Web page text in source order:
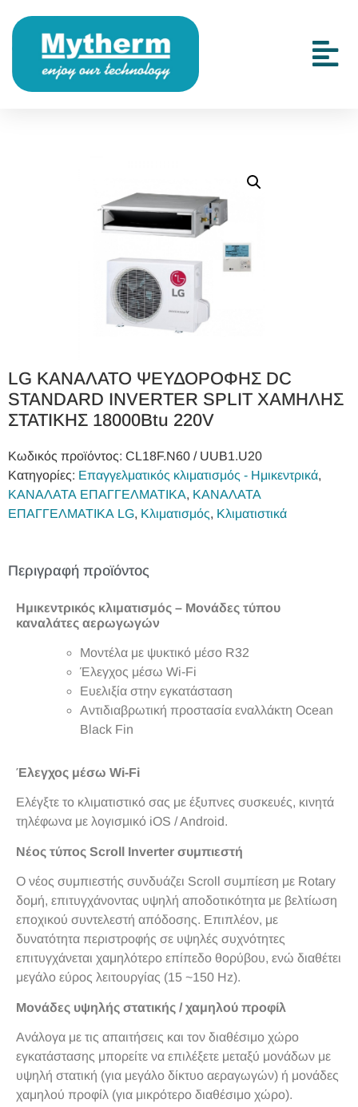
LG ΚΑΝΑΛΑΤΟ ΨΕΥΔΟΡΟΦΗΣ DC
STANDARD INVERTER SPLIT ΧΑΜΗΛΗΣ
ΣΤΑΤΙΚΗΣ 18000Btu 220V
Κωδικός προϊόντος: CL18F.N60 / UUB1.U20
Κατηγορίες: Επαγγελματικός κλιματισμός - Ημικεντρικά,
ΚΑΝΑΛΑΤΑ ΕΠΑΓΓΕΛΜΑΤΙΚΑ, ΚΑΝΑΛΑΤΑ
ΕΠΑΓΓΕΛΜΑΤΙΚΑ LG, Κλιματισμός, Κλιματιστικά
Περιγραφή προϊόντος
Ημικεντρικός κλιματισμός – Μονάδες τύπου
καναλάτες αερωγωγών
Μοντέλα με ψυκτικό μέσο R32
Έλεγχος μέσω Wi-Fi
Ευελιξία στην εγκατάσταση
Αντιδιαβρωτική προστασία εναλλάκτη Οcean
Black Fin
Έλεγχος μέσω Wi-Fi
Ελέγξτε το κλιματιστικό σας με έξυπνες συσκευές, κινητά
τηλέφωνα με λογισμικό iOS / Android.
Νέος τύπος Scroll Inverter συμπιεστή
Ο νέος συμπιεστής συνδυάζει Scroll συμπίεση με Rotary
δομή, επιτυγχάνοντας υψηλή αποδοτικότητα με βελτίωση
εποχικού συντελεστή απόδοσης. Επιπλέον, με
δυνατότητα περιστροφής σε υψηλές συχνότητες
επιτυγχάνεται χαμηλότερο επίπεδο θορύβου, ενώ διαθέτει
μεγάλο εύρος λειτουργίας (15 ~150 Hz).
Μονάδες υψηλής στατικής / χαμηλού προφίλ
Ανάλογα με τις απαιτήσεις και τον διαθέσιμο χώρο
εγκατάστασης μπορείτε να επιλέξετε μεταξύ μονάδων με
υψηλή στατική (για μεγάλο δίκτυο αεραγωγών) ή μονάδες
χαμηλού προφίλ (για μικρότερο διαθέσιμο χώρο).